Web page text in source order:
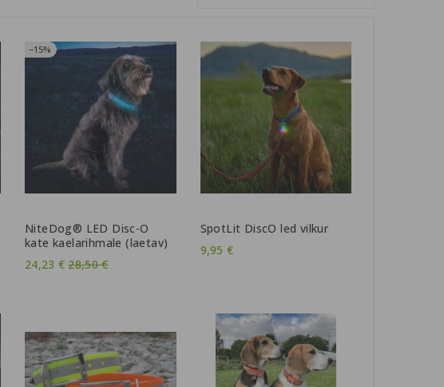
−15%
NiteDog® LED Disc-O
kate kaelarihmale (laetav)
24,23 € Tavahind
28,50 €
SpotLit DiscO led vilkur
9,95 €